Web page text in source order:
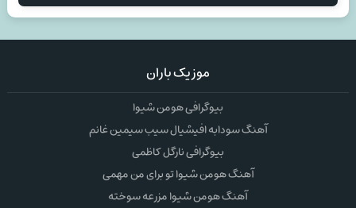
موزیک باران
بیوگرافی هومن شیوا
آهنگ سودابه افیشیال سیب سیمین غانم
بیوگرافی نارگل کاظمی
آهنگ هومن شیوا تو برای من مهمی
آهنگ هومن شیوا مزرعه سوخته